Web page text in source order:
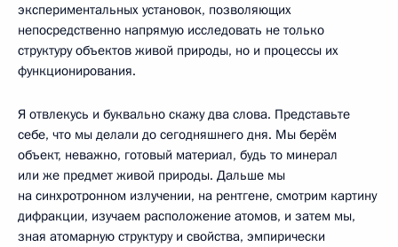
экспериментальных установок, позволяющих
непосредственно напрямую исследовать не только
структуру объектов живой природы, но и процессы их
функционирования.
Я отвлекусь и буквально скажу два слова. Представьте
себе, что мы делали до сегодняшнего дня. Мы берём
объект, неважно, готовый материал, будь то минерал
или же предмет живой природы. Дальше мы
на синхротронном излучении, на рентгене, смотрим картину
дифракции, изучаем расположение атомов, и затем мы,
зная атомарную структуру и свойства, эмпирически